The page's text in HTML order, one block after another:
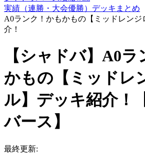
実績（連勝・大会優勝）デッキまとめ
A0ランク！かもかもの【ミッドレンジ
介！
【シャドバ】A0
かもの【ミッドレ
ル】デッキ紹介！
バース】
最終更新: